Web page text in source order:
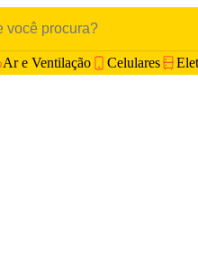
Ar e Ventilação Celulares